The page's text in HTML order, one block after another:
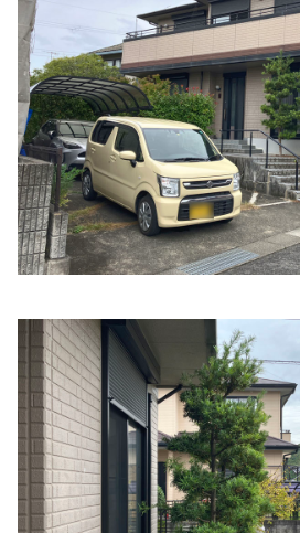
和歌山県橋本市市脇５丁目４−
稲垣皮膚泌尿器科医院
住所:和歌山県橋本市東家１丁目２−
堀切歯科診療所
住所:和歌山県橋本市御幸辻２５１−
たきわき皮フ科クリニック
住所:
和歌山県橋本市高野口町伏原
稲垣医院
住所: 和歌山県橋本市東家１丁目２−
住所:和歌山県橋本市清水１９０
玉井医院
住所:和歌山県橋本市高野口町名倉６
辻本クリニック
住所:和歌山県橋本市高野口町大野
阪上医院
住所:和歌山県橋本市高野口町名古